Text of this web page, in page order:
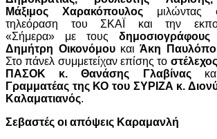
Μάξιμος Χαρακόπουλοςμιλώντας
τηλεόραση του ΣΚΑΪ και την
«Σήμερα» με τους δημοσιογράφους
Δημήτρη Οικονόμου και Άκη
Στο πάνελ συμμετείχαν επίσης το
ΠΑΣΟΚ κ. Θανάσης Γλαβίνας
Γραμματέας της ΚΟ του ΣΥΡΙΖΑ κ.
Καλαματιανός.
Σεβαστές οι απόψεις Καραμανλή